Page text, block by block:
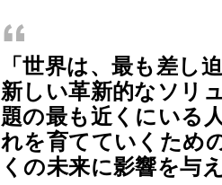
“
「世界は、最も差し
新しい革新的なソリ
題の最も近くにいる
れを育てていくため
くの未来に影響を与